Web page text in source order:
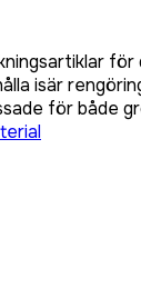
isär
för både